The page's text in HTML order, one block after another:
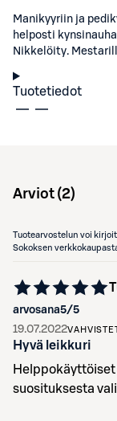
Manikyyriin ja
helposti
Nikkelöity.
Tuotetiedot
Arviot (2)
Tuotearvostelun voi
Sokoksen
arvosana5/5
19.07.2022
Hyvä leikkuri
suosituksesta